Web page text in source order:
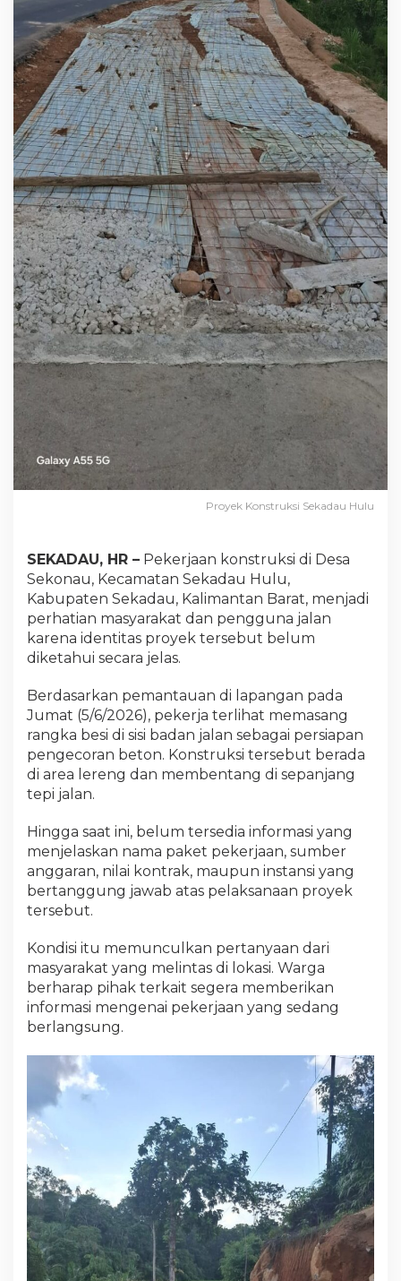
Proyek Konstruksi Sekadau Hulu
SEKADAU, HR – Pekerjaan konstruksi di Desa
Sekonau, Kecamatan Sekadau Hulu,
Kabupaten Sekadau, Kalimantan Barat, menjadi
perhatian masyarakat dan pengguna jalan
karena identitas proyek tersebut belum
diketahui secara jelas.
Berdasarkan pemantauan di lapangan pada
Jumat (5/6/2026), pekerja terlihat memasang
rangka besi di sisi badan jalan sebagai persiapan
pengecoran beton. Konstruksi tersebut berada
di area lereng dan membentang di sepanjang
tepi jalan.
Hingga saat ini, belum tersedia informasi yang
menjelaskan nama paket pekerjaan, sumber
anggaran, nilai kontrak, maupun instansi yang
bertanggung jawab atas pelaksanaan proyek
tersebut.
Kondisi itu memunculkan pertanyaan dari
masyarakat yang melintas di lokasi. Warga
berharap pihak terkait segera memberikan
informasi mengenai pekerjaan yang sedang
berlangsung.